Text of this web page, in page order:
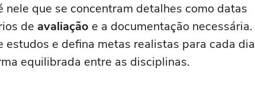
que se concentram detalhes como datas
de avaliação e a documentação necessária.
e defina metas realistas para cada dia
equilibrada entre as disciplinas.